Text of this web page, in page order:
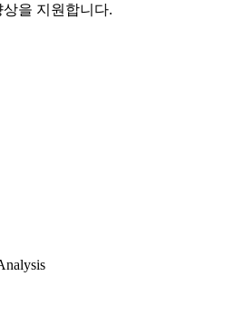
을 지원합니다.